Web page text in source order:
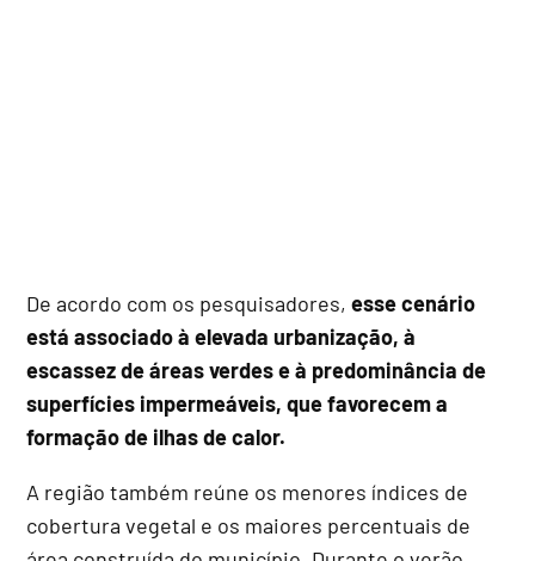
De acordo com os pesquisadores,esse cenário
está associado à elevada urbanização, à
escassez de áreas verdes e à predominância de
superfícies impermeáveis, que favorecem a
formação de ilhas de calor.
A região também reúne os menores índices de
cobertura vegetal e os maiores percentuais de